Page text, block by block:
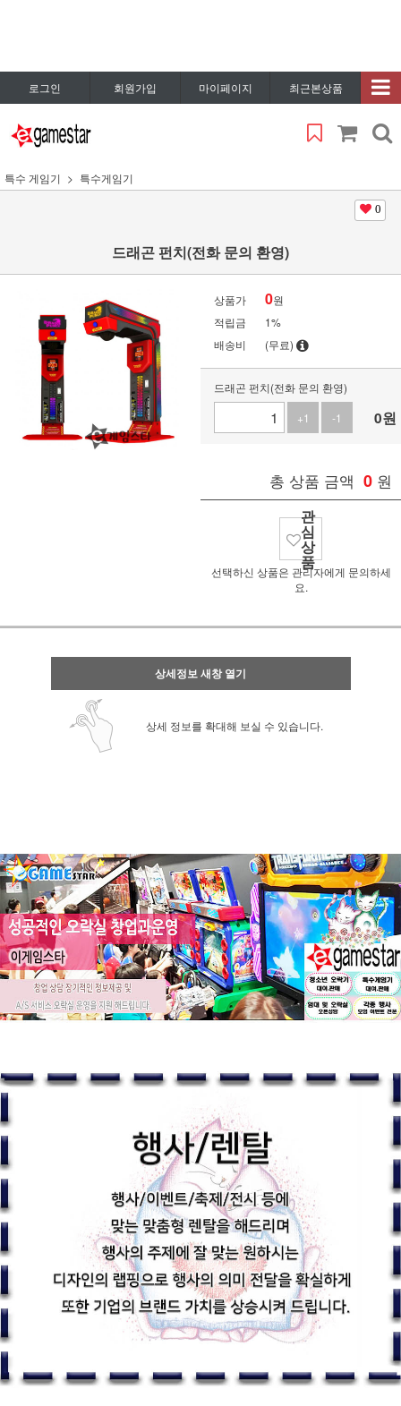
로그인 회원가입 마이페이지 최근본상품
특수 게임기 특수게임기
0
드래곤 펀치(전화 문의 환영)
상품가 0원
적립금
1%
배송비
(무료)
드래곤 펀치(전화 문의 환영)
+1
-1 0원
총 상품 금액 0 원
관
심
상
품
선택하신 상품은 관리자에게 문의하세
요.
상세정보 새창 열기
상세 정보를 확대해 보실 수 있습니다.